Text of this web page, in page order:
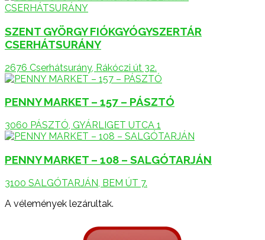
SZENT GYÖRGY FIÓKGYÓGYSZERTÁR
CSERHÁTSURÁNY
2676 Cserhátsurány, Rákóczi út 32.
PENNY MARKET – 157 – PÁSZTÓ
3060 PÁSZTÓ, GYÁRLIGET UTCA 1
PENNY MARKET – 108 – SALGÓTARJÁN
3100 SALGÓTARJÁN, BEM ÚT 7.
A vélemények lezárultak.